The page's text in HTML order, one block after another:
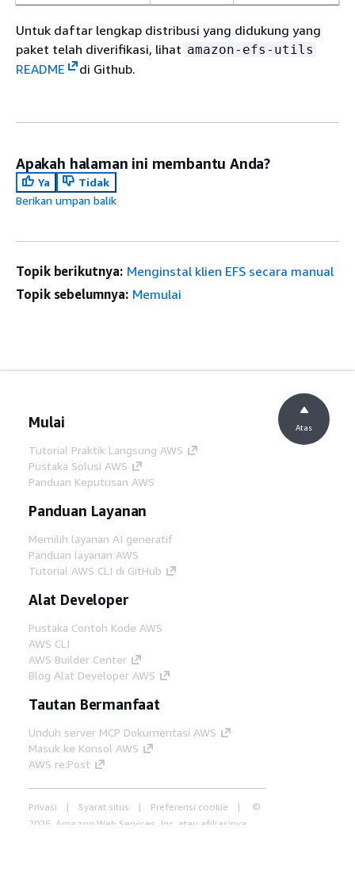
Untuk daftar lengkap distribusi yang didukung yang
paket telah diverifikasi, lihat amazon-efs-utils
README di Github.
Apakah halaman ini membantu Anda?
Ya
Tidak
Berikan umpan balik
Topik berikutnya: Menginstal klien EFS secara manual
Topik sebelumnya: Memulai
Mulai
Tutorial Praktik Langsung AWS
Pustaka Solusi AWS
Panduan Keputusan AWS
Panduan Layanan
Memilih layanan AI generatif
Panduan layanan AWS
Tutorial AWS CLI di GitHub
Alat Developer
Pustaka Contoh Kode AWS
AWS CLI
AWS Builder Center
Blog Alat Developer AWS
Tautan Bermanfaat
Unduh server MCP Dokumentasi AWS
Masuk ke Konsol AWS
AWS re:Post
Privasi Syarat situs Preferensi cookie
©
2026, Amazon Web Services, Inc. atau afiliasinya.
Atas